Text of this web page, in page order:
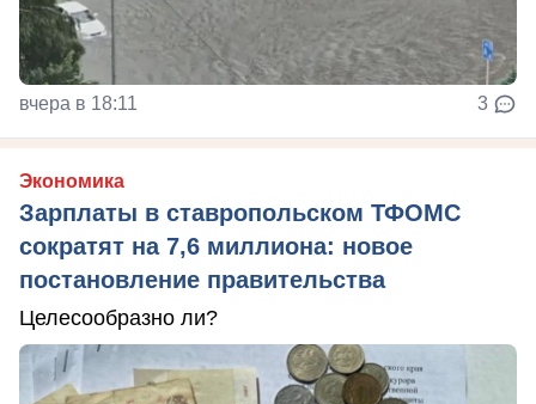
вчера в 18:11 3
Экономика
Зарплаты в ставропольском ТФОМС
сократят на 7,6 миллиона: новое
постановление правительства
Целесообразно ли?